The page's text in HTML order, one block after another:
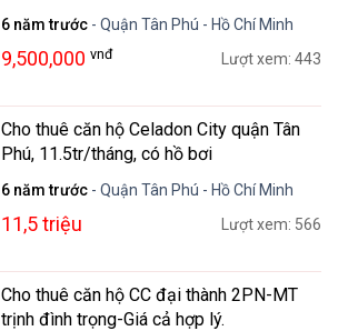
6 năm trước - Quận Tân Phú - Hồ Chí Minh
9,500,000 vnđ Lượt xem: 443
Cho thuê căn hộ Celadon City quận Tân
Phú, 11.5tr/tháng, có hồ bơi
6 năm trước - Quận Tân Phú - Hồ Chí Minh
11,5 triệu Lượt xem: 566
Cho thuê căn hộ CC đại thành 2PN-MT
trịnh đình trọng-Giá cả hợp lý.